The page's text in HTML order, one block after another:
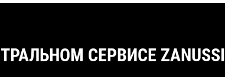
СЕРВИСЕ ZANUSSI